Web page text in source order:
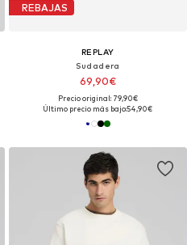
REBAJAS
REPLAY
Sudadera
69,90€
Precio original: 79,90€
Último precio más bajo:54,90€